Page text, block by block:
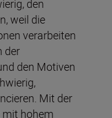
den
weil die
verarbeiten
der
den Motiven
Mit der
mit hohem